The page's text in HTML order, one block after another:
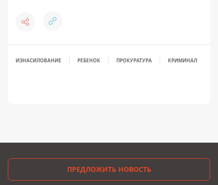
ИЗНАСИЛОВАНИЕ РЕБЕНОК ПРОКУРАТУРА КРИМИНАЛ
ПРЕДЛОЖИТЬ НОВОСТЬ